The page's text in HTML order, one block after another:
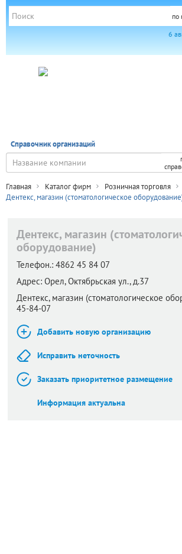
по
6
Справочник организаций
Главная Каталог фирм Розничная торговля
Дентекс, магазин (стоматологическое
Дентекс, магазин
оборудование)
Телефон.: 4862 45 84 07
Адрес: Орел,Октябрьская ул., д.37
Дентекс, магазин (стоматологическое
45-84-07
Добавить новую организацию
Исправить неточность
Заказать приоритетное размещение
Информация актуальна